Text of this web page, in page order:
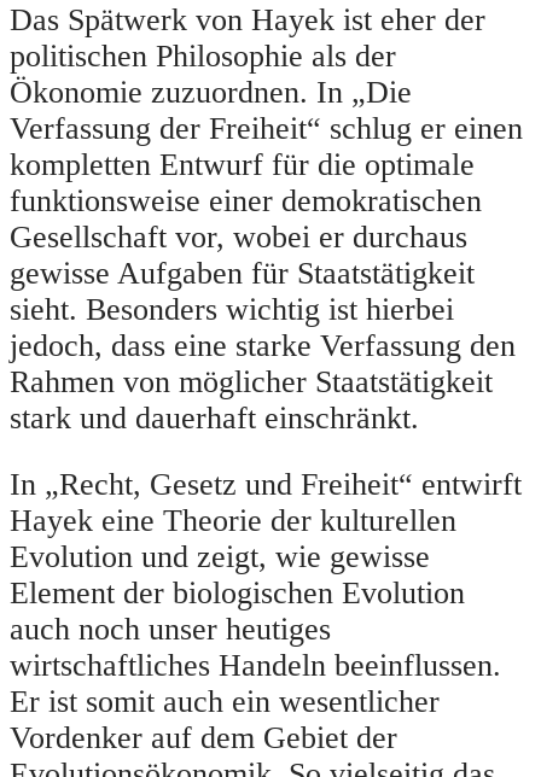
Das Spätwerk von Hayek ist eher der
politischen Philosophie als der
Ökonomie zuzuordnen. In „Die
Verfassung der Freiheit“ schlug er einen
kompletten Entwurf für die optimale
funktionsweise einer demokratischen
Gesellschaft vor, wobei er durchaus
gewisse Aufgaben für Staatstätigkeit
sieht. Besonders wichtig ist hierbei
jedoch, dass eine starke Verfassung den
Rahmen von möglicher Staatstätigkeit
stark und dauerhaft einschränkt.
In „Recht, Gesetz und Freiheit“ entwirft
Hayek eine Theorie der kulturellen
Evolution und zeigt, wie gewisse
Element der biologischen Evolution
auch noch unser heutiges
wirtschaftliches Handeln beeinflussen.
Er ist somit auch ein wesentlicher
Vordenker auf dem Gebiet der